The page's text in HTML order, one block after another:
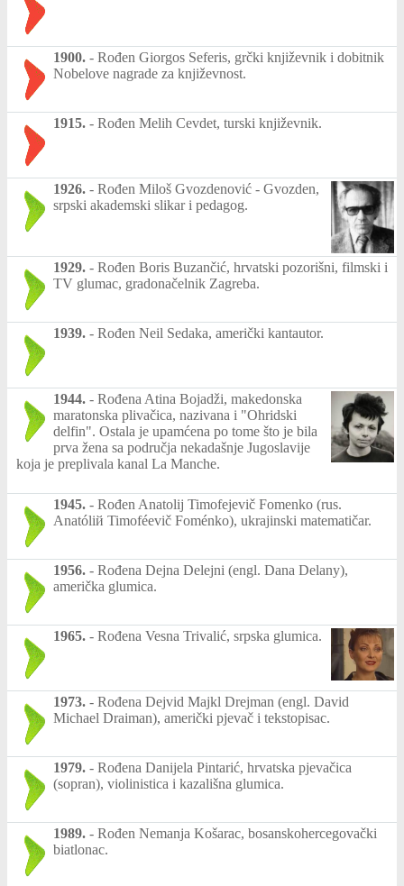
1900. - Rođen Giorgos Seferis, grčki književnik i dobitnik
Nobelove nagrade za književnost.
1915. - Rođen Melih Cevdet, turski književnik.
1926. - Rođen Miloš Gvozdenović - Gvozden,
srpski akademski slikar i pedagog.
1929. - Rođen Boris Buzančić, hrvatski pozorišni, filmski i
TV glumac, gradonačelnik Zagreba.
1939. - Rođen Neil Sedaka, američki kantautor.
1944. - Rođena Atina Bojadži, makedonska
maratonska plivačica, nazivana i "Ohridski
delfin". Ostala je upamćena po tome što je bila
prva žena sa područja nekadašnje Jugoslavije
koja je preplivala kanal La Manche.
1945. - Rođen Anatolij Timofejevič Fomenko (rus.
Anatóliй Timoféevič Foménko), ukrajinski matematičar.
1956. - Rođena Dejna Delejni (engl. Dana Delany),
američka glumica.
1965. - Rođena Vesna Trivalić, srpska glumica.
1973. - Rođena Dejvid Majkl Drejman (engl. David
Michael Draiman), američki pjevač i tekstopisac.
1979. - Rođena Danijela Pintarić, hrvatska pjevačica
(sopran), violinistica i kazališna glumica.
1989. - Rođen Nemanja Košarac, bosanskohercegovački
biatlonac.